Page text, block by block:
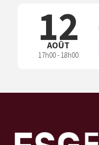
12
AOÛT
17h00 - 18h00